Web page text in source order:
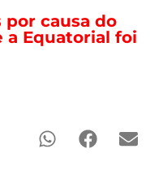
por causa do
a Equatorial foi